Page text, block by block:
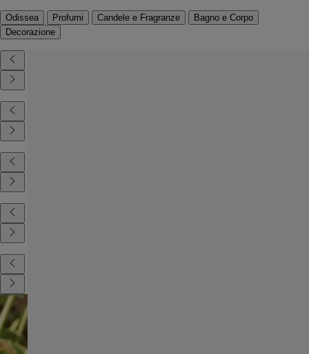
Odissea Profumi Candele e Fragranze
Bagno e Corpo
Decorazione